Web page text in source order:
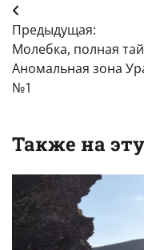
Навигация
по
записям
Предыдущая:
Молебка, полная
Аномальная зона
№1
Также на